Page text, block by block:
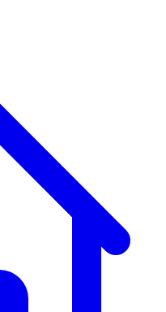
น จำกัด) 2275 ถ.สุขุมวิท
บางจาก เขตพระโขนง
เหนือ เขตบางนา